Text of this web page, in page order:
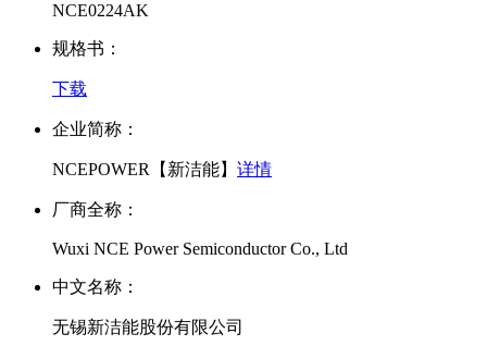
NCE0224AK
规格书：
下载
企业简称：
NCEPOWER【新洁能】 详情
厂商全称：
Wuxi NCE Power Semiconductor Co., Ltd
中文名称：
无锡新洁能股份有限公司